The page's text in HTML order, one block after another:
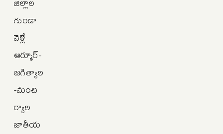
గుండా
వెళ్లే
ఆర్మూర్-
జగిత్యాల
-మంచి
ర్యాల
జాతీయ